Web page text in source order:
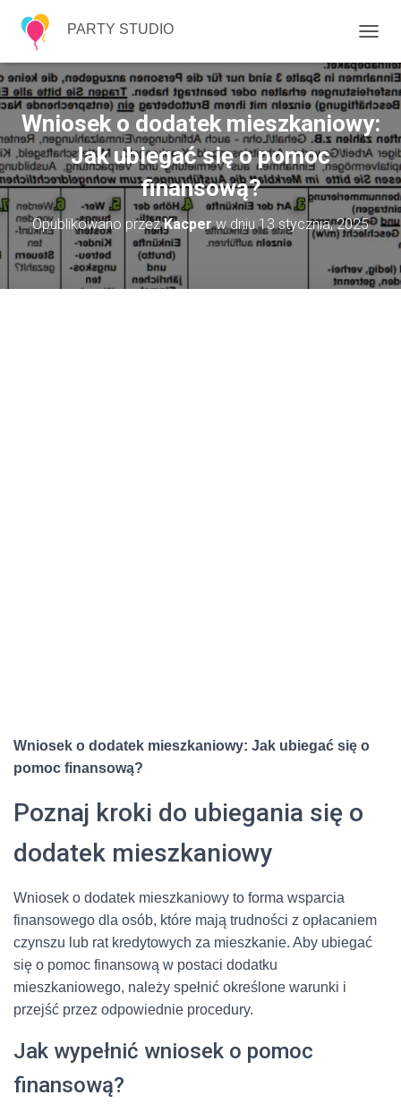
PARTY STUDIO
R
Z
E
Ł
Ą
C
Z
N
A
W
I
A
C
Wniosek o dodatek mieszkaniowy:
Jak ubiegać się o pomoc
finansową?
Opublikowano przezKacperw dniu13 stycznia, 2025
Wniosek o dodatek mieszkaniowy: Jak ubiegać się o
pomoc finansową?
Poznaj kroki do ubiegania się o
dodatek mieszkaniowy
Wniosek o dodatek mieszkaniowy to forma wsparcia
finansowego dla osób, które mają trudności z opłacaniem
czynszu lub rat kredytowych za mieszkanie. Aby ubiegać
się o pomoc finansową w postaci dodatku
mieszkaniowego, należy spełnić określone warunki i
przejść przez odpowiednie procedury.
Jak wypełnić wniosek o pomoc
finansową?